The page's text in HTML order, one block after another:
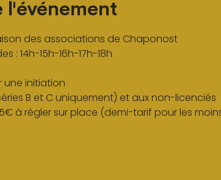
l'événement
des associations de Chaponost
: 14h-15h-16h-17h-18h
une initiation
B et C uniquement) et aux non-licenciés
à régler sur place (demi-tarif pour les